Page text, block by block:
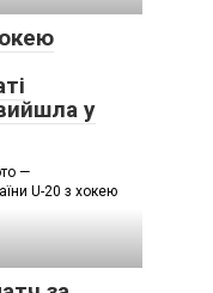
у
—
U-20 з хокею